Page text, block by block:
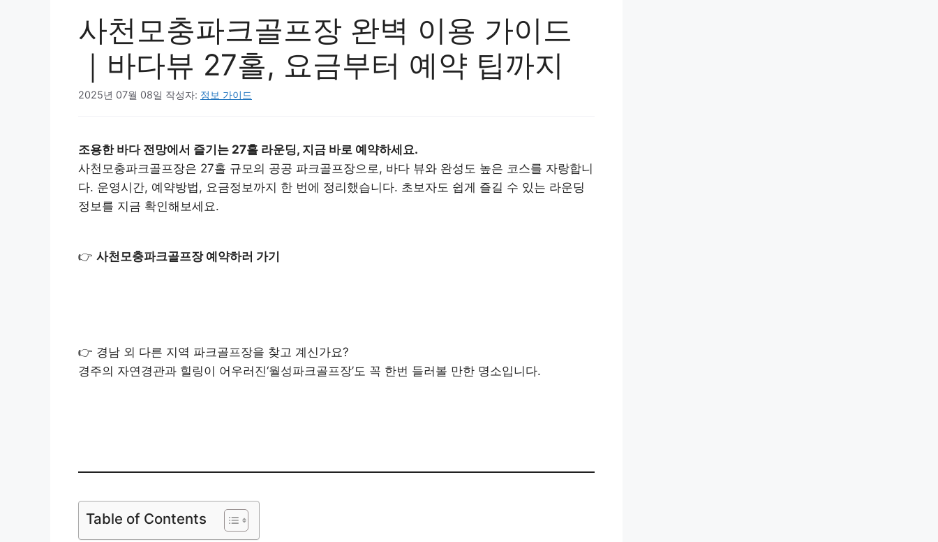
사천모충파크골프장 완벽 이용 가이드
｜바다뷰 27홀, 요금부터 예약 팁까지
2025년 07월 08일 작성자: 정보 가이드
조용한 바다 전망에서 즐기는 27홀 라운딩, 지금 바로 예약하세요.
사천모충파크골프장은 27홀 규모의 공공 파크골프장으로, 바다 뷰와 완성도 높은 코스를 자랑합니
다. 운영시간, 예약방법, 요금정보까지 한 번에 정리했습니다. 초보자도 쉽게 즐길 수 있는 라운딩
정보를 지금 확인해보세요.
👉 사천모충파크골프장 예약하러 가기
👉 경남 외 다른 지역 파크골프장을 찾고 계신가요?
경주의 자연경관과 힐링이 어우러진‘월성파크골프장’도 꼭 한번 들러볼 만한 명소입니다.
Table of Contents